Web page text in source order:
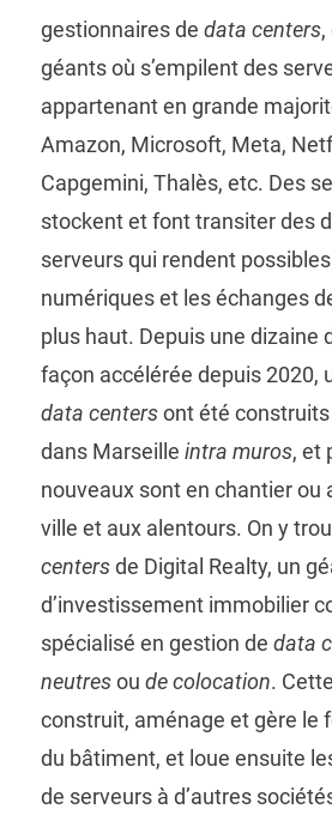
gestionnaires de data centers,
géants où s’empilent des
appartenant en grande
Amazon, Microsoft, Meta,
Capgemini, Thalès, etc. Des
stockent et font transiter des
serveurs qui rendent
numériques et les échanges
plus haut. Depuis une dizaine
façon accélérée depuis 2020,
data centersont été
dans Marseille intra muros, et
nouveaux sont en chantier ou
ville et aux alentours. On y
centersde Digital Realty, un
d’investissement immobilier
spécialisé en gestion de data
neutresou de colocation.
construit, aménage et gère le
du bâtiment, et loue ensuite
de serveurs à d’autres